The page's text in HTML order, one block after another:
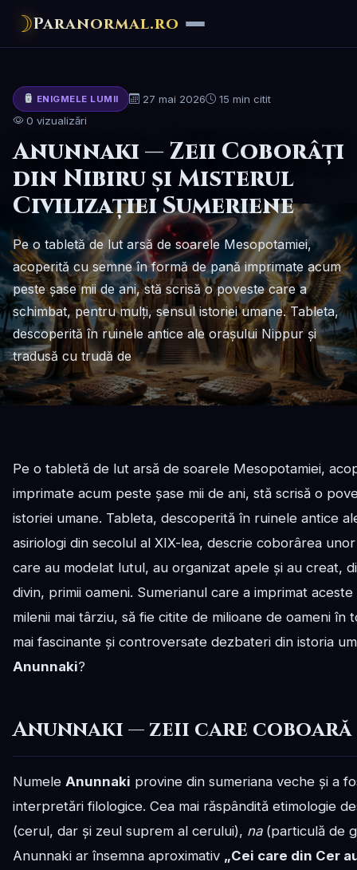
☽Paranormal.ro
ENIGMELE LUMII 27 mai 2026
15 min citit
0 vizualizări
Anunnaki — Zeii Coborâți
din Nibiru și Misterul
Civilizației Sumeriene
Pe o tabletă de lut arsă de soarele Mesopotamiei,
acoperită cu semne în formă de pană imprimate acum
peste șase mii de ani, stă scrisă o poveste care a
schimbat, pentru mulți, sensul istoriei umane. Tableta,
descoperită în ruinele antice ale orașului Nippur și
tradusă cu trudă de
Pe o tabletă de lut arsă de soarele Mesopotamiei,
imprimate acum peste șase mii de ani, stă scrisă o
istoriei umane. Tableta, descoperită în ruinele antice
asiriologi din secolul al XIX-lea, descrie coborârea
care au modelat lutul, au organizat apele și au creat,
divin, primii oameni. Sumerianul care a imprimat
milenii mai târziu, să fie citite de milioane de oameni
mai fascinante și controversate dezbateri din istoria
Anunnaki?
Anunnaki — zeii care
Numele Anunnaki provine din sumeriana veche și a
interpretări filologice. Cea mai răspândită etimologie
(cerul, dar și zeul suprem al cerului), na(particulă de
Anunnaki ar însemna aproximativ „Cei care din Cer